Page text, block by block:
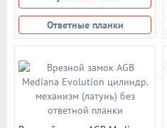
Ответные планки